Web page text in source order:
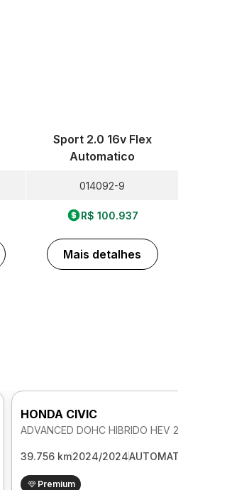
Sport 2.0 16v Flex
Automatico
014092-9
R$ 100.937
Mais detalhes
HONDA CIVIC
39.756 km2024/2024AUTOMAT.
Premium